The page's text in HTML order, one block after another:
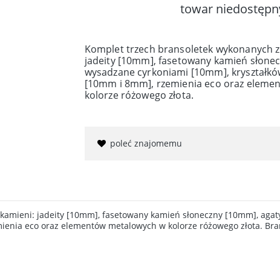
towar
Komplet trzech bransoletek wykonanych
jadeity [10mm], fasetowany kamień
wysadzane cyrkoniami [10mm],
[10mm i 8mm], rzemienia eco oraz
kolorze różowego złota.
poleć znajomemu
jadeity [10mm], fasetowany kamień słoneczny [10mm],
eco oraz elementów metalowych w kolorze różowego złota.